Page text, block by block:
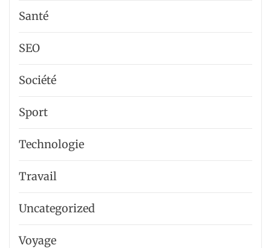
Santé
SEO
Société
Sport
Technologie
Travail
Uncategorized
Voyage